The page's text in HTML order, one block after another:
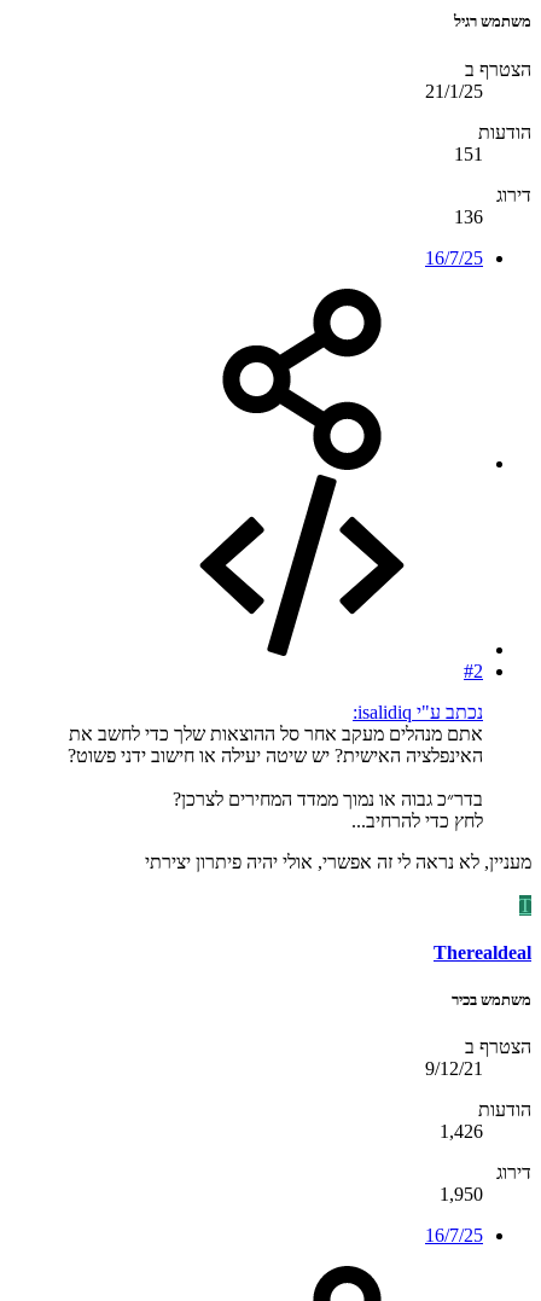
משתמש רגיל
הצטרף ב
21/1/25
הודעות
151
דירוג
136
16/7/25
#2
נכתב ע"י isalidiq:
אתם מנהלים מעקב אחר סל ההוצאות שלך כדי לחשב את
האינפלציה האישית? יש שיטה יעילה או חישוב ידני פשוט?
בדר״כ גבוה או נמוך ממדד המחירים לצרכן?
לחץ כדי להרחיב...
מעניין, לא נראה לי זה אפשרי, אולי יהיה פיתרון יצירתי
T
Therealdeal
משתמש בכיר
הצטרף ב
9/12/21
הודעות
1,426
דירוג
1,950
16/7/25